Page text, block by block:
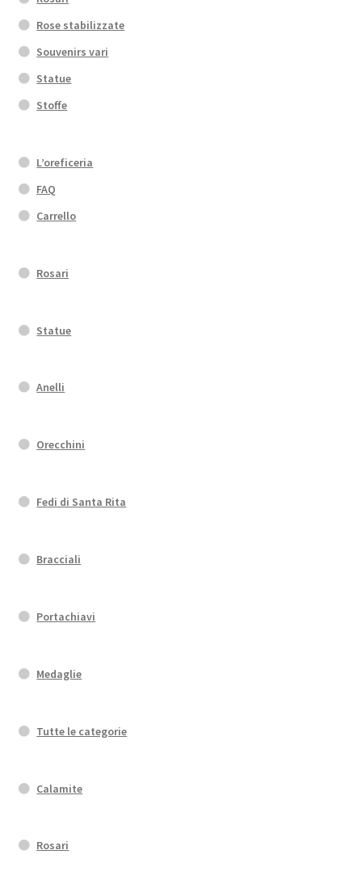
Rose stabilizzate
Souvenirs vari
Statue
Stoffe
L’oreficeria
FAQ
Carrello
Rosari
Statue
Anelli
Orecchini
Fedi di Santa Rita
Bracciali
Portachiavi
Medaglie
Tutte le categorie
Calamite
Rosari